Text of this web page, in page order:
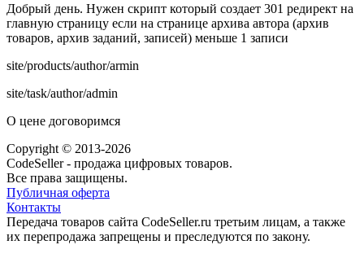
Добрый день. Нужен скрипт который создает 301 редирект на
главную страницу если на странице архива автора (архив
товаров, архив заданий, записей) меньше 1 записи
site/products/author/armin
site/task/author/admin
О цене договоримся
Copyright © 2013-2026
CodeSeller - продажа цифровых товаров.
Все права защищены.
Публичная оферта
Контакты
Передача товаров сайта CodeSeller.ru третьим лицам, а также
их перепродажа запрещены и преследуются по закону.